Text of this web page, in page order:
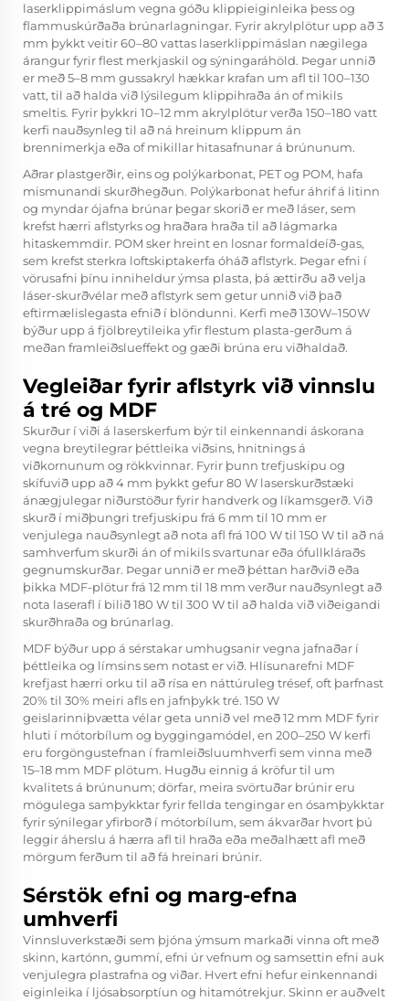
laserklippimáslum vegna góðu klippieiginleika þess og
flammuskúrðaða brúnarlagningar. Fyrir akrylplötur upp að 3
mm þykkt veitir 60–80 vattas laserklippimáslan nægilega
árangur fyrir flest merkjaskil og sýningaráhöld. Þegar unnið
er með 5–8 mm gussakryl hækkar krafan um afl til 100–130
vatt, til að halda við lýsilegum klippihraða án of mikils
smeltis. Fyrir þykkri 10–12 mm akrylplötur verða 150–180 vatt
kerfi nauðsynleg til að ná hreinum klippum án
brennimerkja eða of mikillar hitasafnunar á brúnunum.
Aðrar plastgerðir, eins og polýkarbonat, PET og POM, hafa
mismunandi skurðhegðun. Polýkarbonat hefur áhrif á litinn
og myndar ójafna brúnar þegar skorið er með láser, sem
krefst hærri aflstyrks og hraðara hraða til að lágmarka
hitaskemmdir. POM sker hreint en losnar formaldeíð-gas,
sem krefst sterkra loftskiptakerfa óháð aflstyrk. Þegar efni í
vörusafni þínu inniheldur ýmsa plasta, þá ættirðu að velja
láser-skurðvélar með aflstyrk sem getur unnið við það
eftirmælislegasta efnið í blöndunni. Kerfi með 130W–150W
býður upp á fjölbreytileika yfir flestum plasta-gerðum á
meðan framleiðslueffekt og gæði brúna eru viðhaldað.
Vegleiðar fyrir aflstyrk við vinnslu
á tré og MDF
Skurður í viði á laserskerfum býr til einkennandi áskorana
vegna breytilegrar þéttleika viðsins, hnitnings á
viðkornunum og rökkvinnar. Fyrir þunn trefjuskipu og
skífuvið upp að 4 mm þykkt gefur 80 W laserskurðstæki
ánægjulegar niðurstöður fyrir handverk og líkamsgerð. Við
skurð í miðþungri trefjuskipu frá 6 mm til 10 mm er
venjulega nauðsynlegt að nota afl frá 100 W til 150 W til að ná
samhverfum skurði án of mikils svartunar eða ófullkláraðs
gegnumskurðar. Þegar unnið er með þéttan harðvið eða
þikka MDF-plötur frá 12 mm til 18 mm verður nauðsynlegt að
nota laserafl í bilið 180 W til 300 W til að halda við viðeigandi
skurðhraða og brúnarlag.
MDF býður upp á sérstakar umhugsanir vegna jafnaðar í
þéttleika og límsins sem notast er við. Hlísunarefni MDF
krefjast hærri orku til að rísa en náttúruleg trésef, oft þarfnast
20% til 30% meiri afls en jafnþykk tré. 150 W
geislarinniþvætta vélar geta unnið vel með 12 mm MDF fyrir
hluti í mótorbílum og byggingamódel, en 200–250 W kerfi
eru forgöngustefnan í framleiðsluumhverfi sem vinna með
15–18 mm MDF plötum. Hugðu einnig á kröfur til um
kvalitets á brúnunum; dörfar, meira svörtuðar brúnir eru
mögulega samþykktar fyrir fellda tengingar en ósamþykktar
fyrir sýnilegar yfirborð í mótorbílum, sem ákvarðar hvort þú
leggir áherslu á hærra afl til hraða eða meðalhætt afl með
mörgum ferðum til að fá hreinari brúnir.
Sérstök efni og marg-efna
umhverfi
Vinnsluverkstæði sem þjóna ýmsum markaði vinna oft með
skinn, kartónn, gummí, efni úr vefnum og samsettin efni auk
venjulegra plastrafna og viðar. Hvert efni hefur einkennandi
eiginleika í ljósabsorptíun og hitamótrekjur. Skinn er auðvelt